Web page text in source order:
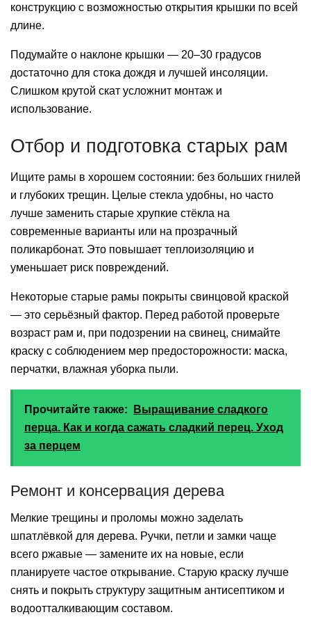
конструкцию с возможностью открытия крышки по всей
длине.
Подумайте о наклоне крышки — 20–30 градусов
достаточно для стока дождя и лучшей инсоляции.
Слишком крутой скат усложнит монтаж и
использование.
Отбор и подготовка старых рам
Ищите рамы в хорошем состоянии: без больших гнилей
и глубоких трещин. Целые стекла удобны, но часто
лучше заменить старые хрупкие стёкла на
современные варианты или на прозрачный
поликарбонат. Это повышает теплоизоляцию и
уменьшает риск повреждений.
Некоторые старые рамы покрыты свинцовой краской
— это серьёзный фактор. Перед работой проверьте
возраст рам и, при подозрении на свинец, снимайте
краску с соблюдением мер предосторожности: маска,
перчатки, влажная уборка пыли.
Прочитайте также:
Выращивание сладкого
перца. Как и когда сажать сладкий перец. Уход
за перцем
Ремонт и консервация дерева
Мелкие трещины и проломы можно заделать
шпатлёвкой для дерева. Ручки, петли и замки чаще
всего ржавые — замените их на новые, если
планируете частое открывание. Старую краску лучше
снять и покрыть структуру защитным антисептиком и
водоотталкивающим составом.